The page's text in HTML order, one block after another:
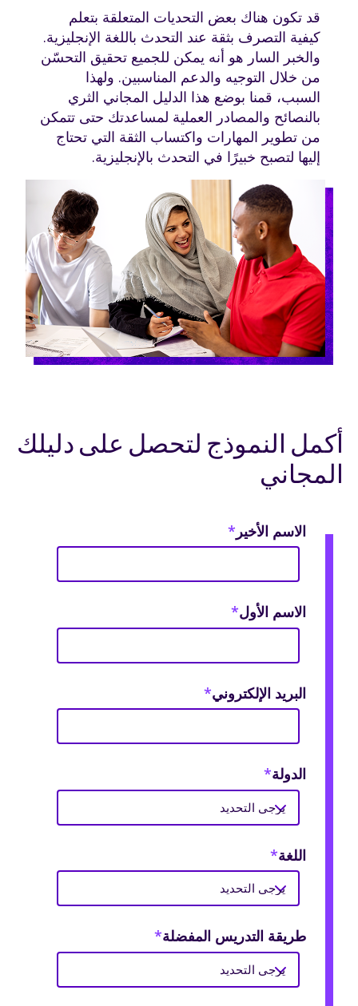
قد تكون هناك بعض التحديات المتعلقة بتعلم
كيفية التصرف بثقة عند التحدث باللغة الإنجليزية.
والخبر السار هو أنه يمكن للجميع تحقيق التحسّن
من خلال التوجيه والدعم المناسبين. ولهذا
السبب، قمنا بوضع هذا الدليل المجاني الثري
بالنصائح والمصادر العملية لمساعدتك حتى تتمكن
من تطوير المهارات واكتساب الثقة التي تحتاج
إليها لتصبح خبيرًا في التحدث بالإنجليزية.
أكمل النموذج لتحصل على دليلك
المجاني
الاسم الأخير *
الاسم الأول*
البريد الإلكتروني*
الدولة*
اللغة*
طريقة التدريس المفضلة*